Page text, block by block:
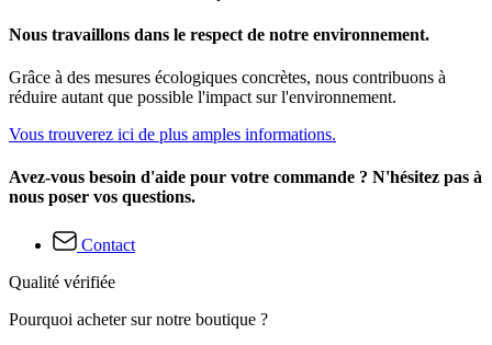
Nous travaillons dans le respect de notre environnement.
Grâce à des mesures écologiques concrètes, nous contribuons à
réduire autant que possible l'impact sur l'environnement.
Vous trouverez ici de plus amples informations.
Avez-vous besoin d'aide pour votre commande ? N'hésitez pas à
nous poser vos questions.
Contact
Qualité vérifiée
Pourquoi acheter sur notre boutique ?